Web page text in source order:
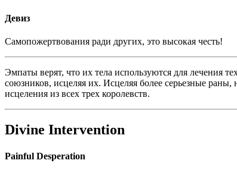
Девиз
Самопожертвования ради других, это высокая честь!
Эмпаты верят, что их тела используются для лечения
союзников, исцеляя их. Исцеляя более серьезные
исцеления из всех трех королевств.
Divine Intervention
Painful Desperation